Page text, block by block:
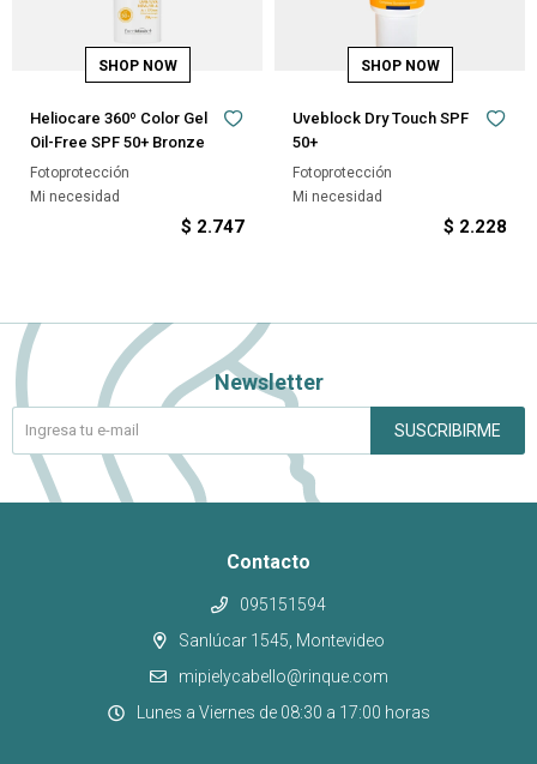
Heliocare 360º Color Gel
Oil-Free SPF 50+ Bronze
Fotoprotección
Mi necesidad
$ 2.747
Uveblock Dry Touch SPF
50+
Fotoprotección
Mi necesidad
$ 2.228
Contacto
095151594
Sanlúcar 1545, Montevideo
mipielycabello@rinque.com
Lunes a Viernes de 08:30 a 17:00 horas
Newsletter
SUSCRIBIRME